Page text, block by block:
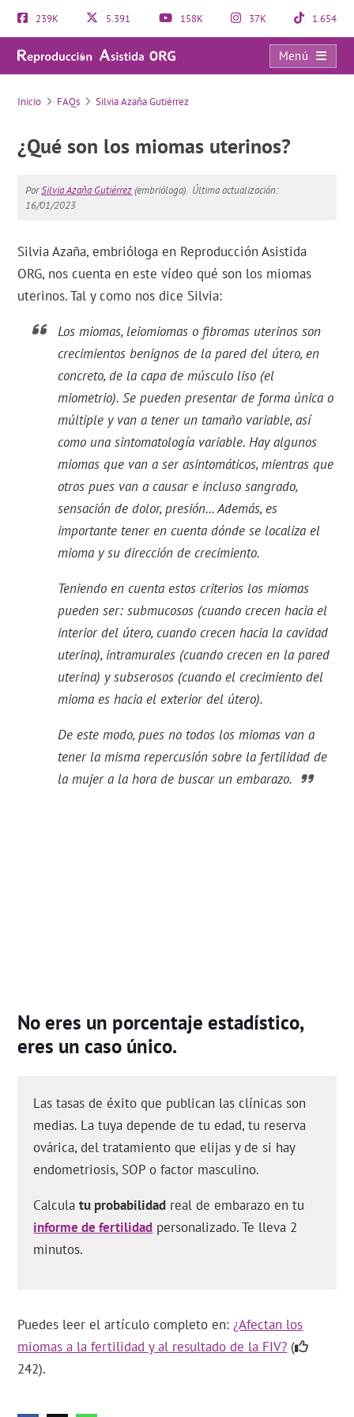
239K 5.391 158K 37K 1.654
Menú
FAQs
Inicio FAQs Silvia Azaña Gutiérrez
¿Qué son los miomas uterinos?
PorSilvia Azaña Gutiérrez(embrióloga). Última actualización:
16/01/2023
Silvia Azaña, embrióloga en Reproducción Asistida
ORG, nos cuenta en este vídeo qué son los miomas
uterinos. Tal y como nos dice Silvia:
Los miomas, leiomiomas o fibromas uterinos son
crecimientos benignos de la pared del útero, en
concreto, de la capa de músculo liso (el
miometrio). Se pueden presentar de forma única o
múltiple y van a tener un tamaño variable, así
como una sintomatología variable. Hay algunos
miomas que van a ser asintomáticos, mientras que
otros pues van a causar e incluso sangrado,
sensación de dolor, presión... Además, es
importante tener en cuenta dónde se localiza el
mioma y su dirección de crecimiento.
Teniendo en cuenta estos criterios los miomas
pueden ser: submucosos (cuando crecen hacia el
interior del útero, cuando crecen hacia la cavidad
uterina), intramurales (cuando crecen en la pared
uterina) y subserosos (cuando el crecimiento del
mioma es hacia el exterior del útero).
De este modo, pues no todos los miomas van a
tener la misma repercusión sobre la fertilidad de
la mujer a la hora de buscar un embarazo.
No eres un porcentaje estadístico,
eres un caso único.
Las tasas de éxito que publican las clínicas son
medias. La tuya depende de tu edad, tu reserva
ovárica, del tratamiento que elijas y de si hay
endometriosis, SOP o factor masculino.
Calculatu probabilidad real de embarazo en tu
informe de fertilidad personalizado. Te lleva 2
minutos.
Puedes leer el artículo completo en:¿Afectan los
miomas a la fertilidad y al resultado de la FIV? (
242).